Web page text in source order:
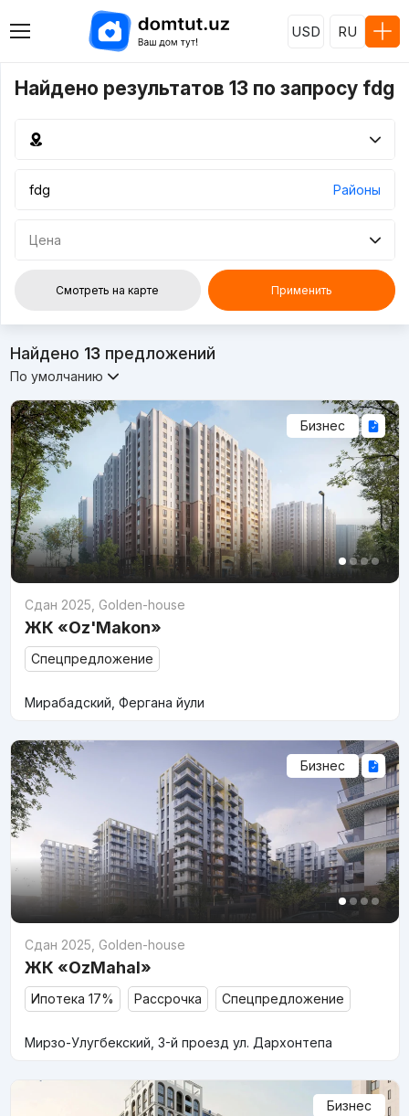
USD RU
Найдено результатов 13 по запросу fdg
Районы
Цена
Смотреть на карте Применить
Найдено 13предложений
По умолчанию
Бизнес
Сдан 2025 Golden-house
ЖК «Oz'Makon»
Спецпредложение
Мирабадский, Фергана йули
Бизнес
Сдан 2025 Golden-house
ЖК «OzMahal»
Ипотека 17% Рассрочка Спецпредложение
Мирзо-Улугбекский, 3-й проезд ул. Дархонтепа
Бизнес